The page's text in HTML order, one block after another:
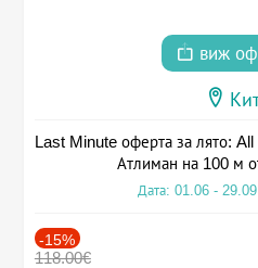
виж
Last Minute оферта за лято:
Атлиман на 100 м
Дата: 01.06 -
-15%
118.00€